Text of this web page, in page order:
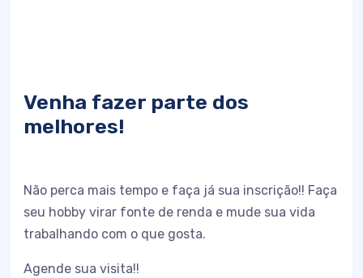
Venha fazer parte dos
melhores!
Não perca mais tempo e faça já sua inscrição!! Faça
seu hobby virar fonte de renda e mude sua vida
trabalhando com o que gosta.
Agende sua visita!!